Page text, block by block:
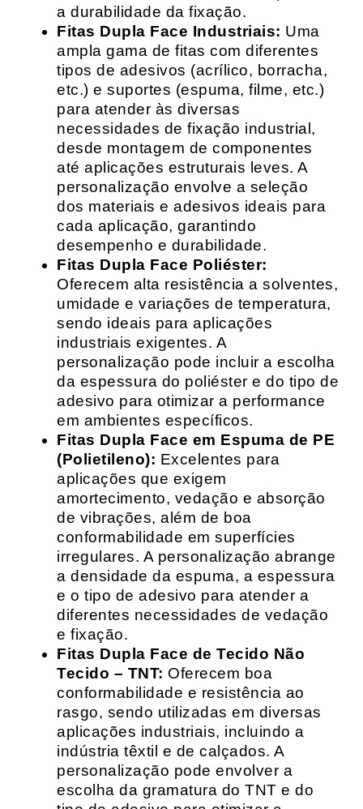
a durabilidade da fixação.
Fitas Dupla Face Industriais: Uma
ampla gama de fitas com diferentes
tipos de adesivos (acrílico, borracha,
etc.) e suportes (espuma, filme, etc.)
para atender às diversas
necessidades de fixação industrial,
desde montagem de componentes
até aplicações estruturais leves. A
personalização envolve a seleção
dos materiais e adesivos ideais para
cada aplicação, garantindo
desempenho e durabilidade.
Fitas Dupla Face Poliéster:
Oferecem alta resistência a solventes,
umidade e variações de temperatura,
sendo ideais para aplicações
industriais exigentes. A
personalização pode incluir a escolha
da espessura do poliéster e do tipo de
adesivo para otimizar a performance
em ambientes específicos.
Fitas Dupla Face em Espuma de PE
(Polietileno): Excelentes para
aplicações que exigem
amortecimento, vedação e absorção
de vibrações, além de boa
conformabilidade em superfícies
irregulares. A personalização abrange
a densidade da espuma, a espessura
e o tipo de adesivo para atender a
diferentes necessidades de vedação
e fixação.
Fitas Dupla Face de Tecido Não
Tecido – TNT: Oferecem boa
conformabilidade e resistência ao
rasgo, sendo utilizadas em diversas
aplicações industriais, incluindo a
indústria têxtil e de calçados. A
personalização pode envolver a
escolha da gramatura do TNT e do